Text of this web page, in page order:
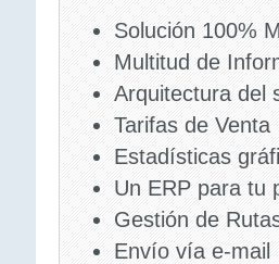
Solución 100%
Multitud de
Arquitectura del
Tarifas de Venta
Estadísticas
Un ERP para tu
Gestión de
Envío vía e-mail